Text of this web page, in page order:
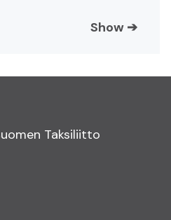
Show ➔
Taksiliitto